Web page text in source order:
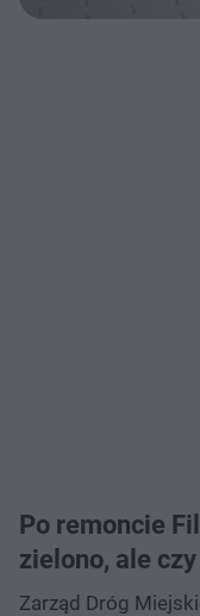
Po remoncie
zielono, ale
Zarząd Dróg